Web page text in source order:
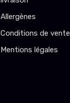
Allergènes
Conditions de vente
Mentions légales